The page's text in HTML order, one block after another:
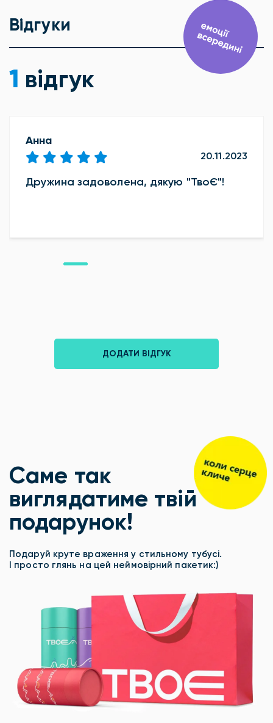
Відгуки
1 відгук
Анна
20.11.2023
Дружина задоволена, дякую "ТвоЄ"!
ДОДАТИ ВІДГУК
Саме так
виглядатиме твій
подарунок!
Подаруй круте враження у стильному тубусі.
І просто глянь на цей неймовірний пакетик:)